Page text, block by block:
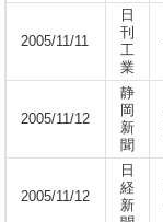
2005/11/11
日
刊
工
業
2005/11/12
静
岡
新
聞
2005/11/12
日
経
新